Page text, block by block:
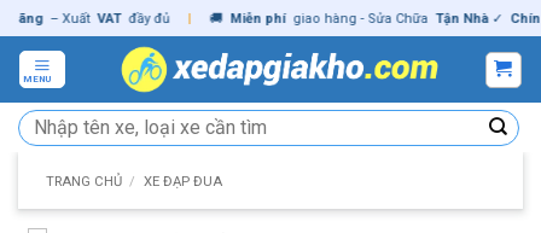
Skip
to
content
– Xuất VAT đầy đủ | 🚚 Miễn phí giao hàng - Sửa Chữa Tận Nhà ✓ Chính
MENU
Tìm
kiếm:
TRANG CHỦ / XE ĐẠP ĐUA